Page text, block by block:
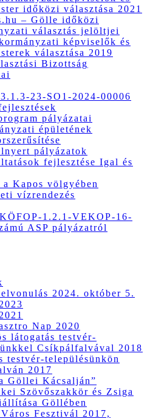
időközi választása 2021
– Gölle időközi
választás jelöltjei
képviselők és
választása 2019
Bizottság
23-SO1-2024-00006
pályázatai
épületének
pályázatok
fejlesztése Igal és
a Kapos völgyében
vízrendezés
1.2.1-VEKOP-16-
ASP pályázatról
2024. október 5.
Nap 2020
látogatás testvér-
Csíkpálfalvával 2018
testvér-településünkön
2017
Göllei Kácsalján”
Szövőszakkör és Zsiga
Göllében
Fesztivál 2017,